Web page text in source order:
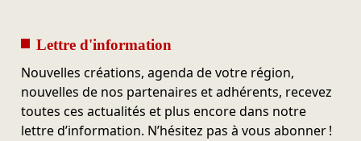
Lettre d'information
Nouvelles créations, agenda de votre région,
nouvelles de nos partenaires et adhérents, recevez
toutes ces actualités et plus encore dans notre
lettre d’information. N’hésitez pas à vous abonner !